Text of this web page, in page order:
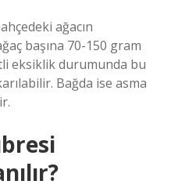
ağacın
başına 70-150 gram
eksiklik durumunda bu
Bağda ise asma